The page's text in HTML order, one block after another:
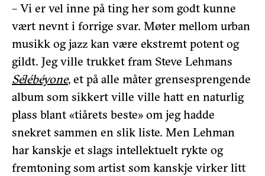
– Vi er vel inne på ting her som godt kunne
vært nevnt i forrige svar. Møter mellom urban
musikk og jazz kan være ekstremt potent og
gildt. Jeg ville trukket fram Steve Lehmans
Sélébéyone, et på alle måter grensesprengende
album som sikkert ville ville hatt en naturlig
plass blant «tiårets beste» om jeg hadde
snekret sammen en slik liste. Men Lehman
har kanskje et slags intellektuelt rykte og
fremtoning som artist som kanskje virker litt